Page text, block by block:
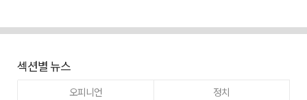
섹션별 뉴스
오피니언
정치